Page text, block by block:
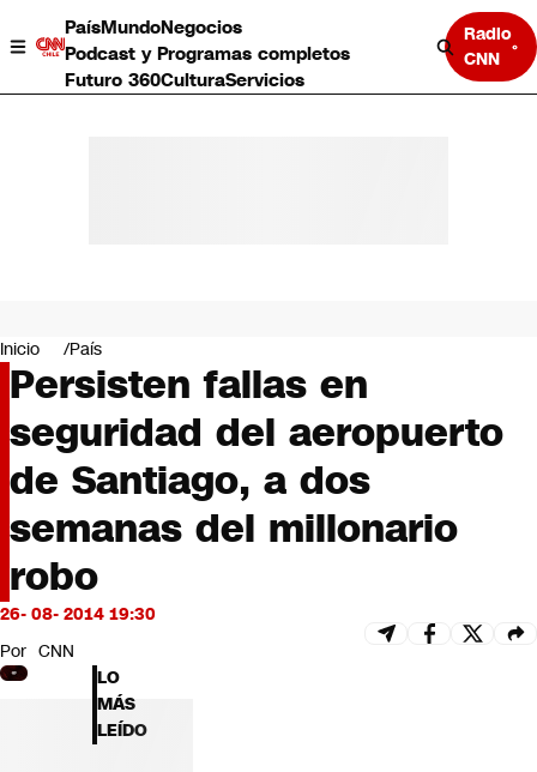
PaísMundoNegocios
Podcast y Programas completos
Futuro 360CulturaServicios
Radio
CNN
Negocios
Deportes
Programas completos
Cultura
Servicios
Bits
CNN tiempo
Futuro 360
Opinión
Inicio País
Persisten fallas en
seguridad del aeropuerto
de Santiago, a dos
semanas del millonario
robo
26- 08- 2014 19:30
Por CNN
LO
MÁS
LEÍDO